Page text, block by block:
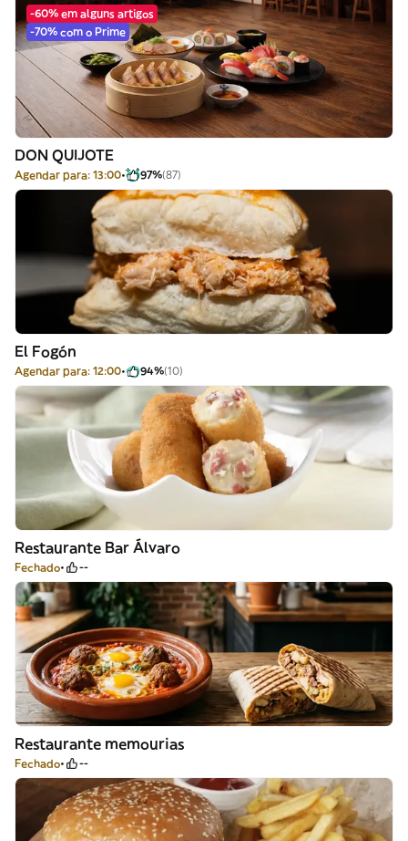
-60% em alguns artigos
-70% com o Prime
DON QUIJOTE
Agendar para: 13:00 97%(87)
El Fogón
Agendar para: 12:00 94%(10)
Restaurante Bar Álvaro
Fechado --
Restaurante memourias
Fechado --